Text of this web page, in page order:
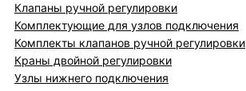
Клапаны ручной регулировки
Комплектующие для узлов подключения
Комплекты клапанов ручной регулировки
Краны двойной регулировки
Узлы нижнего подключения